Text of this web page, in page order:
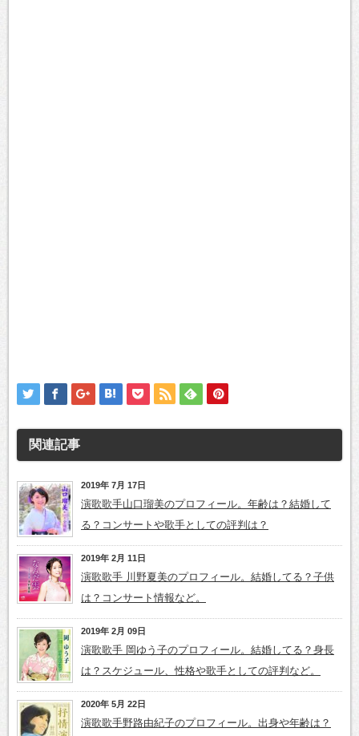
関連記事
2019年 7月 17日
演歌歌手山口瑠美のプロフィール。年齢は？結婚して
る？コンサートや歌手としての評判は？
2019年 2月 11日
演歌歌手 川野夏美のプロフィール。結婚してる？子供
は？コンサート情報など。
2019年 2月 09日
演歌歌手 岡ゆう子のプロフィール。結婚してる？身長
は？スケジュール、性格や歌手としての評判など。
2020年 5月 22日
演歌歌手野路由紀子のプロフィール。出身や年齢は？